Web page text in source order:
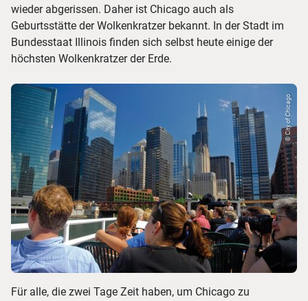
wieder abgerissen. Daher ist Chicago auch als
Geburtsstätte der Wolkenkratzer bekannt. In der Stadt im
Bundesstaat Illinois finden sich selbst heute einige der
höchsten Wolkenkratzer der Erde.
© City of Chicago
Für alle, die zwei Tage Zeit haben, um Chicago zu